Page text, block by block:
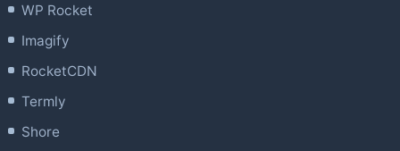
WP Rocket
Imagify
RocketCDN
Termly
Shore